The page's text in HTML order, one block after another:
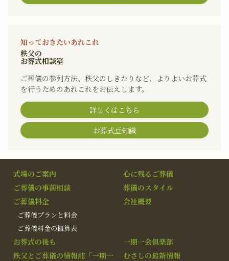
知っておきたいあれこれ
秩父の
お葬式相談室
ご葬儀の参列方法、秩父のしきたりなど、よりよいお葬式
を行うためのあれこれをお伝えします。
詳しくはこちら
お葬式豆知識
式場のご案内
心に残るご葬儀
ご葬儀の事前相談
葬儀のスタイル
ご葬儀料金
ご葬儀プランと料金
ご葬儀料金の概算表
会社概要
お葬式の後も
一期一会倶楽部
秩父とご葬儀の情報誌「一期一
むさしの最新情報